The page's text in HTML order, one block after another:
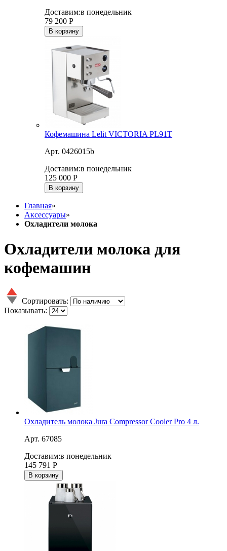
Доставим:в понедельник
79 200 Р
В корзину
Кофемашина Lelit VICTORIA PL91T
Арт. 0426015b
Доставим:в понедельник
125 000 Р
В корзину
Главная»
Аксессуары»
Охладители молока
Охладители молока для
кофемашин
Сортировать:
Показывать:
Охладитель молока Jura Compressor Cooler Pro 4 л.
Арт. 67085
Доставим:в понедельник
145 791 Р
В корзину